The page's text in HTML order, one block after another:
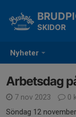
Nyheter
SKIDOR
Arbetsdag
7 nov 2023
0
Söndag 12